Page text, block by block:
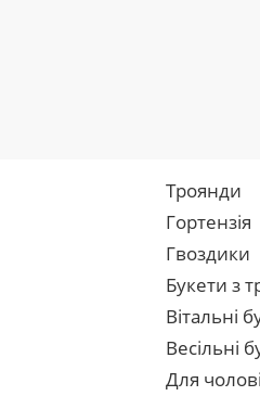
Троянди
Гортензія
Гвоздики
Букети з
Вітальні
Весільні
Для